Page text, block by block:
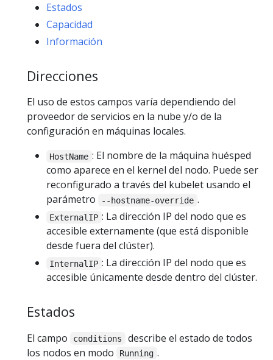
Estados
Capacidad
Información
Direcciones
El uso de estos campos varía dependiendo del
proveedor de servicios en la nube y/o de la
configuración en máquinas locales.
HostName : El nombre de la máquina huésped
como aparece en el kernel del nodo. Puede ser
reconfigurado a través del kubelet usando el
parámetro
--hostname-override .
ExternalIP : La dirección IP del nodo que es
accesible externamente (que está disponible
desde fuera del clúster).
InternalIP : La dirección IP del nodo que es
accesible únicamente desde dentro del clúster.
Estados
El campo conditions
describe el estado de todos
los nodos en modo
Running .